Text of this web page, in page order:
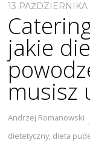
13 PAŹDZIERNIKA
jakie
musisz
Andrzej Romanowski
dietetyczny, dieta